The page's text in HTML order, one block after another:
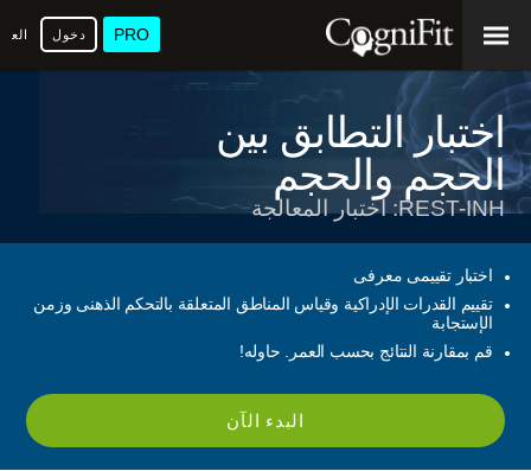
PRO دخول
اختبار التطابق بين
الحجم والحجم
REST-INH: اختبار المعالجة
اختبار تقييمى معرفى
تقييم القدرات الإدراكية وقياس المناطق المتعلقة بالتحكم الذهنى وزمن
الإستجابة
قم بمقارنة النتائج بحسب العمر. حاوله!
البدء الآن